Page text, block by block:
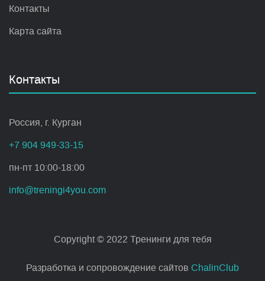
Контакты
Карта сайта
Контакты
Россия, г. Курган
+7 904 949-33-15
пн-пт 10:00-18:00
info@treningi4you.com
Copyright © 2022 Тренинги для тебя
Разработка и сопровождение сайтов ChalinClub